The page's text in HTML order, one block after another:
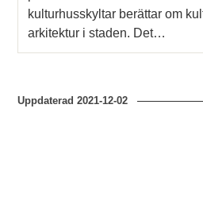
kulturhusskyltar berättar om
arkitektur i staden. Det…
Uppdaterad2021-12-02